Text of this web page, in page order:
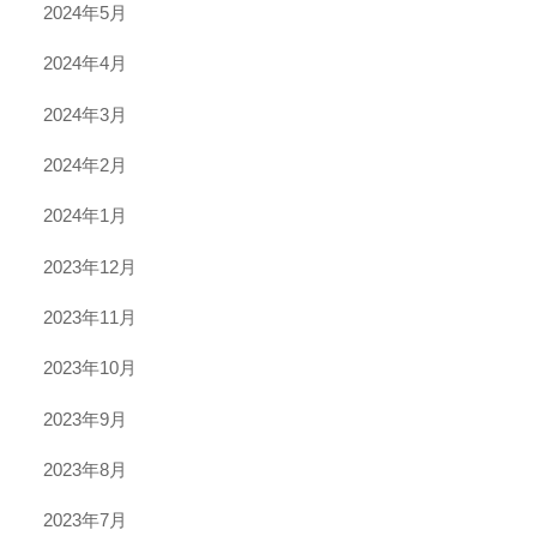
2024年5月
2024年4月
2024年3月
2024年2月
2024年1月
2023年12月
2023年11月
2023年10月
2023年9月
2023年8月
2023年7月